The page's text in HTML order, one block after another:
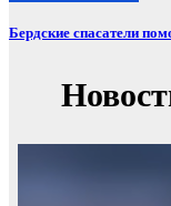
Бердские спасатели